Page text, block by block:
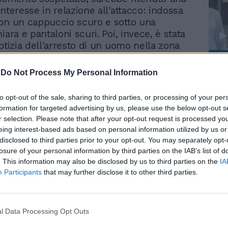
Do Not Process My Personal Information
opt-out of the sale, sharing to third parties, or processing of your
for targeted advertising by us, please use the below opt-out
selection. Please note that after your opt-out request is processed
interest-based ads based on personal information utilized by us
to third parties prior to your opt-out. You may separately
of your personal information by third parties on the IAB’s list of
This information may also be disclosed by us to third parties on the
Participants that may further disclose it to other third parties.
Data Processing Opt Outs
in relazione all'attacco: indossa
un cappuccio scuro e sotto una
e pantaloni scuri. Poi, invece, è stata
dell'arresto di un uomo nella zona
secondo il quotidiano
che citava fonti coperte dall'anonimato,
di essere il responsabile
ma poco dopo è stata diffusa la notizia
era solo un complice ma non il
ancora in fuga. Il camion usato per
durante una sosta Il camion utilizzato
appartiene all'azienda produttrice di
ed era stato rubato proprio oggi.
consegna al ristorante Caliente
saltato nella cabina del conducente ed è
di stampa svedese TT. Inoltre il
Trump, Meloni e la strategia
americana